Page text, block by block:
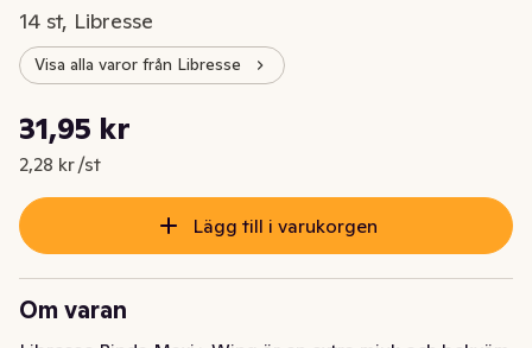
14 st, Libresse
Visa alla varor från Libresse
Nuvarande pris är: 31,95 kr
31,95 kr
2,28 kr /st
Styckpris: 2,28 kr /st
Lägg till i varukorgen
Om varan